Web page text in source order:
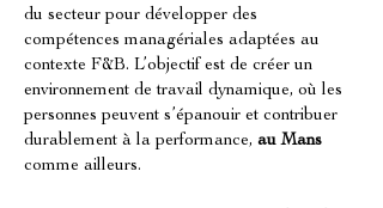
du secteur pour développer des
compétences managériales adaptées au
contexte F&B. L’objectif est de créer un
environnement de travail dynamique, où les
personnes peuvent s’épanouir et contribuer
durablement à la performance, au Mans
comme ailleurs.